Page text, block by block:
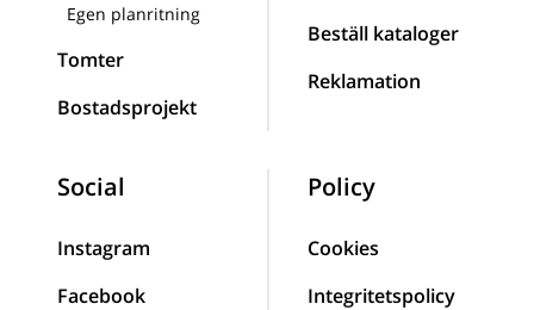
Egen planritning
Tomter
Bostadsprojekt
Beställ kataloger
Reklamation
Social
Instagram
Facebook
Policy
Cookies
Integritetspolicy